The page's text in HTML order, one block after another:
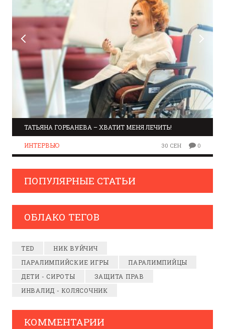
ТАТЬЯНА ГОРБАНЕВА – ХВАТИТ МЕНЯ ЛЕЧИТЬ!
ИНТЕРВЬЮ 30 СЕН 0
ПОПУЛЯРНЫЕ СТАТЬИ
ОБЛАКО ТЕГОВ
TED
НИК ВУЙЧИЧ
ПАРАЛИМПИЙСКИЕ ИГРЫ
ПАРАЛИМПИЙЦЫ
ДЕТИ - СИРОТЫ
ЗАЩИТА ПРАВ
ИНВАЛИД - КОЛЯСОЧНИК
КОММЕНТАРИИ